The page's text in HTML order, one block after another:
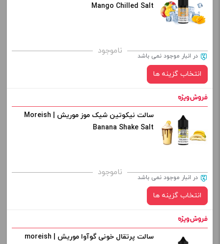
برای فعال شدن سبد خرید و نمایش قیمت ، گزینه های محصول را
از کادر بالا انتخاب کنید.
+
افزودن به سبد خرید
Mango Chilled Salt
ناموجود در انبار موجود نمی باشد
انتخاب گزینه ها
نیکوتین:
برای فعال شدن سبد خرید و نمایش قیمت ، گزینه های محصول را
از کادر بالا انتخاب کنید.
+
افزودن به سبد خرید
سالت نیکوتین شیک موز موریش | Moreish
Banana Shake Salt
ناموجود در انبار موجود نمی باشد
انتخاب گزینه ها
نیکوتین:
سالت پرتقال خونی گوآوا موریش | moreish